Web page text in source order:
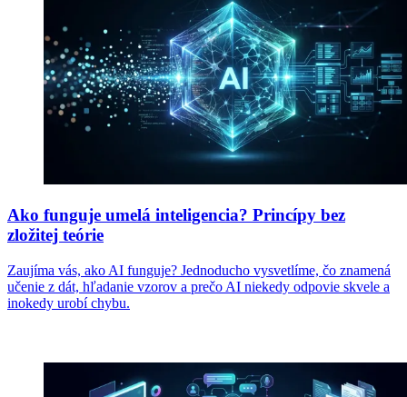
Ako funguje umelá inteligencia? Princípy bez
zložitej teórie
Zaujíma vás, ako AI funguje? Jednoducho vysvetlíme, čo znamená
učenie z dát, hľadanie vzorov a prečo AI niekedy odpovie skvele a
inokedy urobí chybu.